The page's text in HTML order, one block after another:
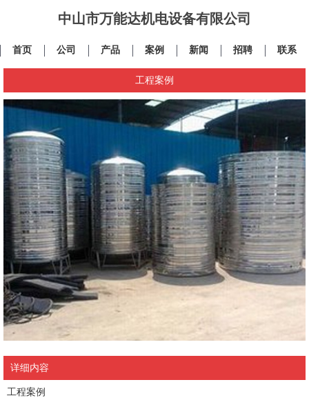
中山市万能达机电设备有限公司
首页 公司 产品 案例 新闻 招聘 联系
工程案例
详细内容
工程案例